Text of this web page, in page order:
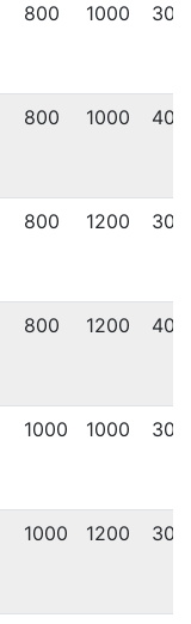
800 1000 300
800 1000 400
800 1200 300
800 1200 400
1000 1000 300
1000 1200 300